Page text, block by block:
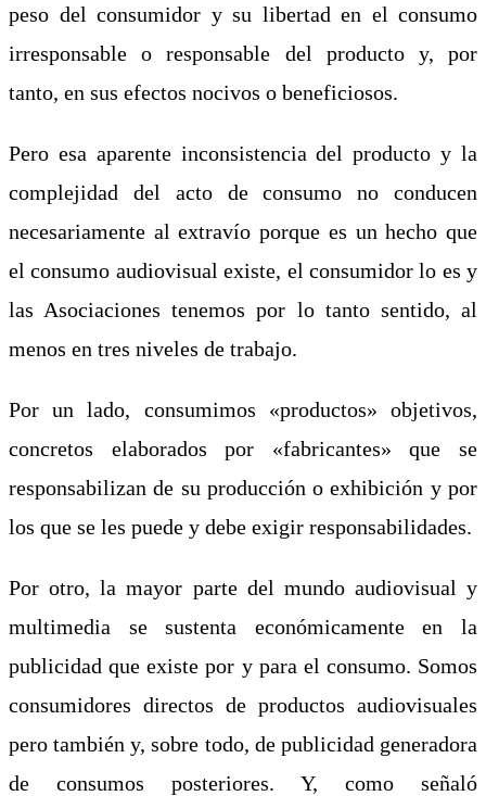
peso del consumidor y su libertad en el consumo
irresponsable o responsable del producto y, por
tanto, en sus efectos nocivos o beneficiosos.
Pero esa aparente inconsistencia del producto y la
complejidad del acto de consumo no conducen
necesariamente al extravío porque es un hecho que
el consumo audiovisual existe, el consumidor lo es y
las Asociaciones tenemos por lo tanto sentido, al
menos en tres niveles de trabajo.
Por un lado, consumimos «productos» objetivos,
concretos elaborados por «fabricantes» que se
responsabilizan de su producción o exhibición y por
los que se les puede y debe exigir responsabilidades.
Por otro, la mayor parte del mundo audiovisual y
multimedia se sustenta económicamente en la
publicidad que existe por y para el consumo. Somos
consumidores directos de productos audiovisuales
pero también y, sobre todo, de publicidad generadora
de consumos posteriores. Y, como señaló